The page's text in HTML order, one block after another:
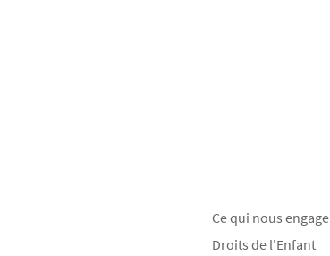
Ce qui nous engage
Droits de l'Enfant